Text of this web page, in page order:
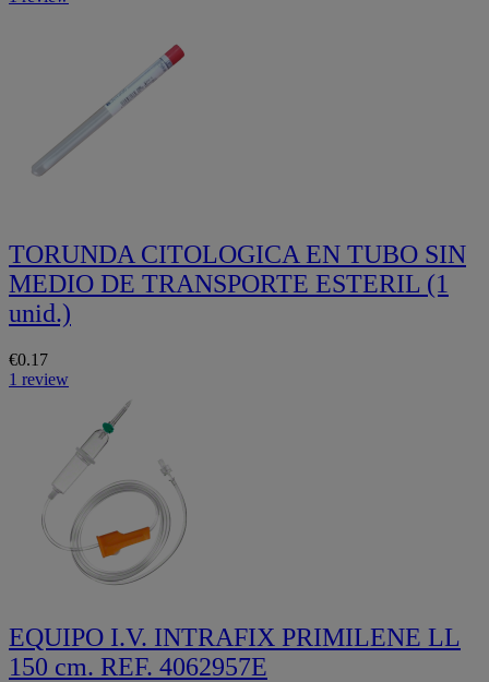
TORUNDA CITOLOGICA EN TUBO SIN
MEDIO DE TRANSPORTE ESTERIL (1
unid.)
€0.17
1 review
EQUIPO I.V. INTRAFIX PRIMILENE LL
150 cm. REF. 4062957E